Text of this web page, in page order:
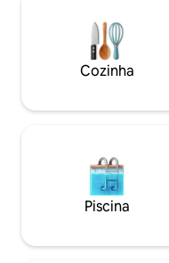
mercado de peixes.
turísticas e museus
Estacionamento/
proximidades.Cozinha
Piscina